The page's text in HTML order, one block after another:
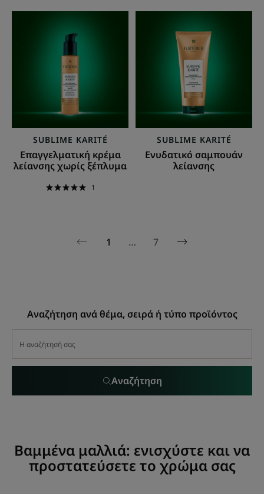
κρέμα
λείανσης
χωρίς
ξέπλυμα
SUBLIME KARITÉ
Επαγγελματική κρέμα
λείανσης χωρίς ξέπλυμα
1
σαμπουάν
λείανσης
SUBLIME KARITÉ
Ενυδατικό σαμπουάν
λείανσης
Previous
1 … 7
Next
Αναζήτηση ανά θέμα, σειρά ή τύπο προϊόντος
Αναζήτηση
Βαμμένα μαλλιά: ενισχύστε και να
προστατεύσετε το χρώμα σας